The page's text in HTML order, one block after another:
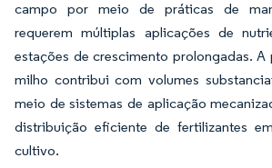
campo por meio de práticas de
requerem múltiplas aplicações de
estações de crescimento prolongadas.
milho contribui com volumes
meio de sistemas de aplicação
distribuição eficiente de fertilizantes
cultivo.